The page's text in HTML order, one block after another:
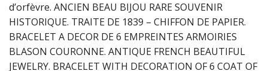
d’orfèvre. ANCIEN BEAU BIJOU RARE SOUVENIR
HISTORIQUE. TRAITE DE 1839 – CHIFFON DE PAPIER.
BRACELET A DECOR DE 6 EMPREINTES ARMOIRIES
BLASON COURONNE. ANTIQUE FRENCH BEAUTIFUL
JEWELRY. BRACELET WITH DECORATION OF 6 COAT OF